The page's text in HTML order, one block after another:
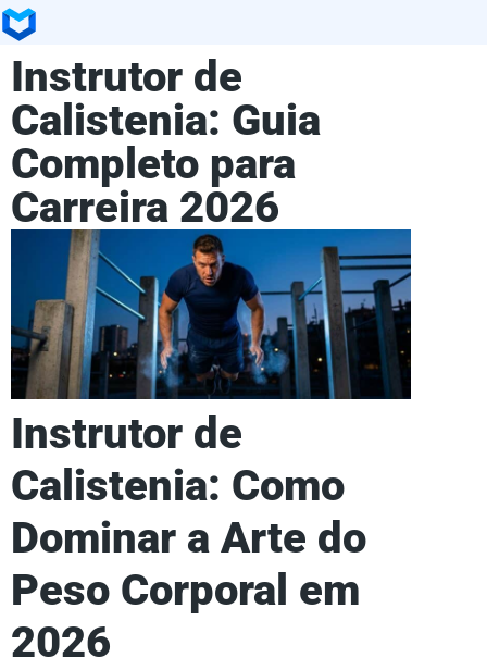
Instrutor de
Calistenia: Guia
Completo para
Carreira 2026
Instrutor de
Calistenia: Como
Dominar a Arte do
Peso Corporal em
2026